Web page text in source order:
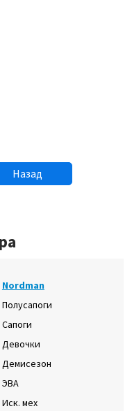
Назад
Nordman
Полусапоги
Сапоги
Девочки
Демисезон
ЭВА
Иск. мех